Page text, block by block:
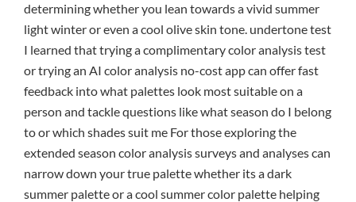
determining whether you lean towards a vivid summer
light winter or even a cool olive skin tone. undertone test
I learned that trying a complimentary color analysis test
or trying an AI color analysis no-cost app can offer fast
feedback into what palettes look most suitable on a
person and tackle questions like what season do I belong
to or which shades suit me For those exploring the
extended season color analysis surveys and analyses can
narrow down your true palette whether its a dark
summer palette or a cool summer color palette helping